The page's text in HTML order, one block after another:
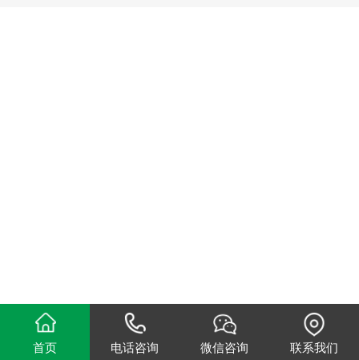
首页 电话咨询 微信咨询 联系我们